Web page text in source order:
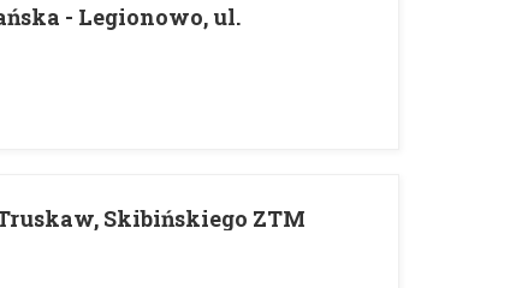
- Legionowo, ul.
Skibińskiego ZTM